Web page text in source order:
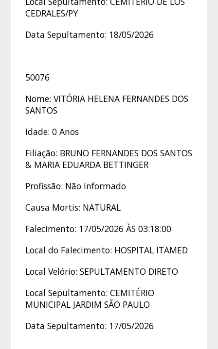
CEDRALES/PY
Data Sepultamento: 18/05/2026
50076
Nome: VITÓRIA HELENA FERNANDES DOS
SANTOS
Idade: 0 Anos
Filiação: BRUNO FERNANDES DOS SANTOS
& MARIA EDUARDA BETTINGER
Profissão: Não Informado
Causa Mortis: NATURAL
Falecimento: 17/05/2026 ÀS 03:18:00
Local do Falecimento: HOSPITAL ITAMED
Local Velório: SEPULTAMENTO DIRETO
Local Sepultamento: CEMITÉRIO
MUNICIPAL JARDIM SÃO PAULO
Data Sepultamento: 17/05/2026